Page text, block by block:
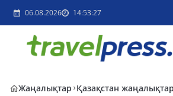
06.08.2026 14:53:27
Жаңалықтар Қазақстан